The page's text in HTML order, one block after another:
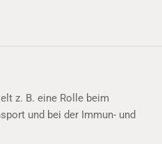
z. B. eine Rolle beim
und bei der Immun- und